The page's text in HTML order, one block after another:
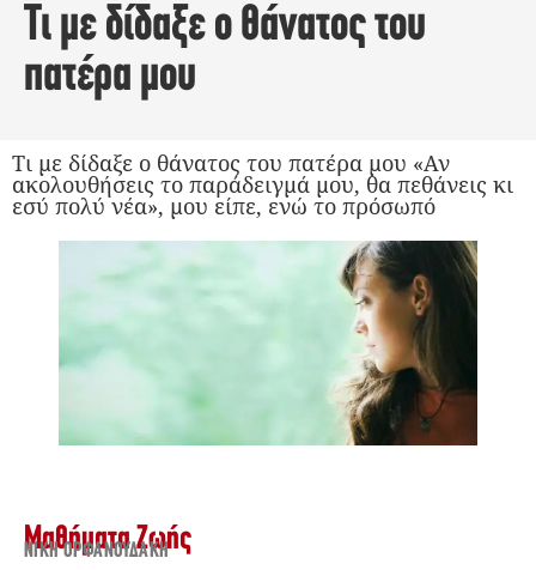
Τι με δίδαξε ο θάνατος του
πατέρα μου
Τι με δίδαξε ο θάνατος του πατέρα μου «Αν
ακολουθήσεις το παράδειγμά μου, θα πεθάνεις κι
εσύ πολύ νέα», μου είπε, ενώ το πρόσωπό
Μαθήματα Ζωής
ΝΊΚΗ ΟΡΦΑΝΟΥΔΆΚΗ